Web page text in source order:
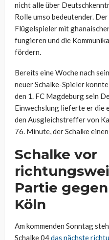
nicht alle über
Rolle umso bedeutender.
Flügelspieler mit
fungieren und die
fördern.
Bereits eine Woche nach
neuer Schalke-Spieler konnte
den 1. FC Magdeburg sein
Einwechslung lieferte er die
den Ausgleichstreffer von
76. Minute, der Schalke
Schalke vor
Partie gegen
Köln
Am kommenden Sonntag
Schalke 04das nächste